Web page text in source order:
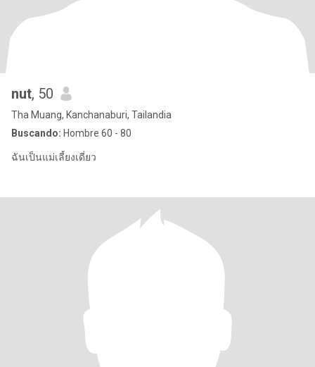
nut, 50
Tha Muang, Kanchanaburi, Tailandia
Buscando: Hombre 60 - 80
ฉันเป็นแม่เลี้ยงเดี่ยว